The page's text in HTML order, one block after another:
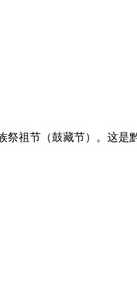
祖节（鼓藏节）。这是